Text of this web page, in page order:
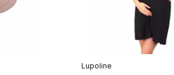
Lupoline